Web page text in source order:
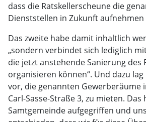
dass die Ratskellerscheune die
Dienststellen in Zukunft aufnehmen
Das zweite habe damit inhaltlich
„sondern verbindet sich lediglich
die jetzt anstehende Sanierung des
organisieren können“. Und dazu
vor, die genannten Gewerberäume
Carl-Sasse-Straße 3, zu mieten. Das
Samtgemeinde aufgegriffen und